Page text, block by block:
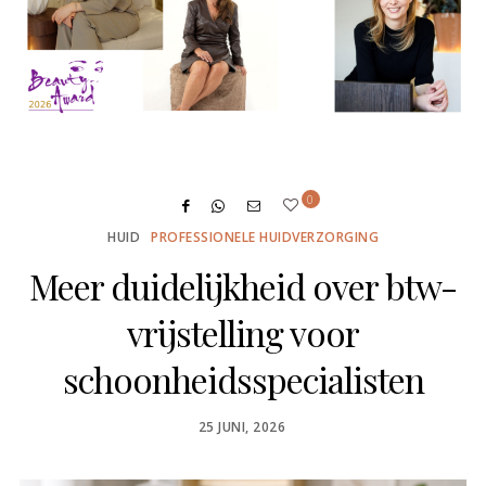
0
HUID PROFESSIONELE HUIDVERZORGING
Meer duidelijkheid over btw-
vrijstelling voor
schoonheidsspecialisten
POSTED
25 JUNI, 2026